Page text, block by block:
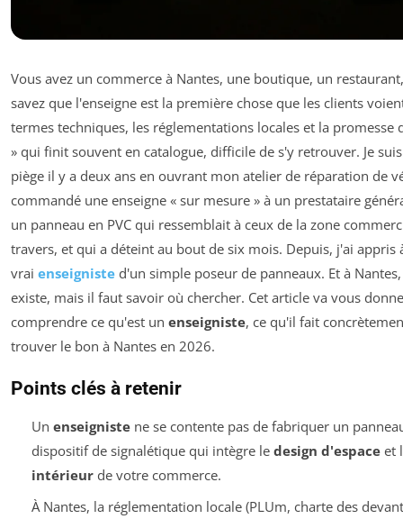
Vous avez un commerce à Nantes, une boutique, un
savez que l'enseigne est la première chose que les clients
termes techniques, les réglementations locales et la promesse
» qui finit souvent en catalogue, difficile de s'y retrouver. Je
piège il y a deux ans en ouvrant mon atelier de réparation de
commandé une enseigne « sur mesure » à un prestataire
un panneau en PVC qui ressemblait à ceux de la zone
travers, et qui a déteint au bout de six mois. Depuis, j'ai appris
vrai enseigniste d'un simple poseur de panneaux. Et à
existe, mais il faut savoir où chercher. Cet article va vous
comprendre ce qu'est un enseigniste, ce qu'il fait
trouver le bon à Nantes en 2026.
Points clés à retenir
Un enseignistene se contente pas de fabriquer un
dispositif de signalétique qui intègre le design d'espaceet
intérieurde votre commerce.
À Nantes, la réglementation locale (PLUm, charte des